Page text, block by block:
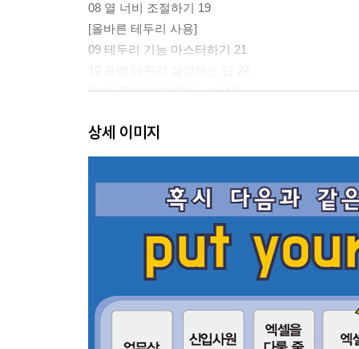
08 열 너비 조절하기 19
[올바른 테두리 사용]
09 테두리 기능 마스터하기 21
[보기 좋은 표 디자인 ─ 색상]
12 강조하고 싶은 셀에 배경색 설정하기 28
[엑셀의 오류]
CHAPTER 02 작업 속도를 높이기 위한 엑셀 테크
[시트와 셀 다루기]
01 올바른 엑셀 시트 관리 방법 32
02 숨기기 기능은 사용하지 않는다 36
03 셀 병합 대신 선택 영역의 가운데로 설정하기 38
04 여러 셀에 걸쳐 사선 긋기 40
05 셀에 메모 남기기 41
상세 이미지